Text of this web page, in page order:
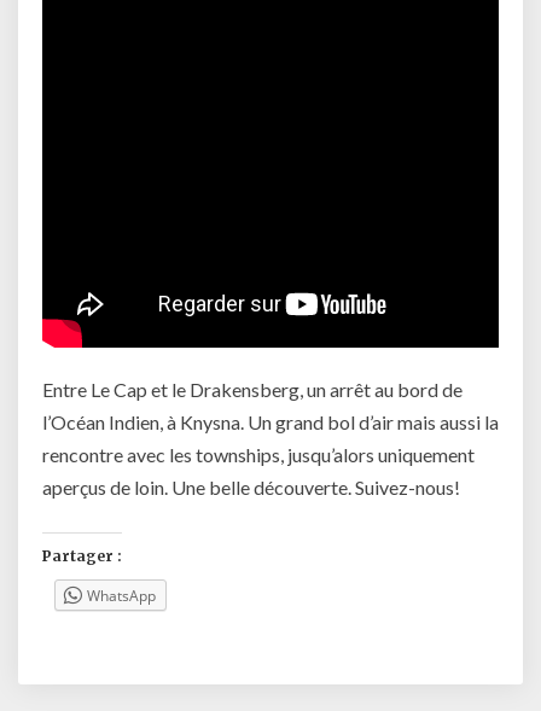
Entre Le Cap et le Drakensberg, un arrêt au bord de
l’Océan Indien, à Knysna. Un grand bol d’air mais aussi la
rencontre avec les townships, jusqu’alors uniquement
aperçus de loin. Une belle découverte. Suivez-nous!
Partager :
WhatsApp